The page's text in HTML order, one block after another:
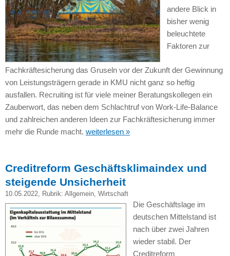
andere Blick in
bisher wenig
beleuchtete
Faktoren zur
Fachkräftesicherung das Gruseln vor der Zukunft der Gewinnung
von Leistungsträgern gerade in KMU nicht ganz so heftig
ausfallen. Recruiting ist für viele meiner Beratungskollegen ein
Zauberwort, das neben dem Schlachtruf von Work-Life-Balance
und zahlreichen anderen Ideen zur Fachkräftesicherung immer
mehr die Runde macht. weiterlesen »
Creditreform Geschäftsklimaindex und
steigende Unsicherheit
10.05.2022, Rubrik: Allgemein, Wirtschaft
Die Geschäftslage im
deutschen Mittelstand ist
nach über zwei Jahren
wieder stabil. Der
Creditreform